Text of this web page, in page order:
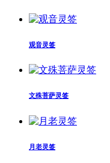
观音灵签
文殊菩萨灵签
月老灵签